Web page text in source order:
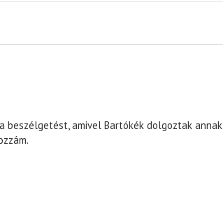
amivel Bartókék dolgoztak annak